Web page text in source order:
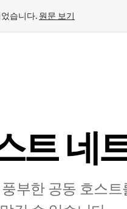
습니다. 원문 보기
트 네⁠
부한 공⁠동 호⁠스⁠